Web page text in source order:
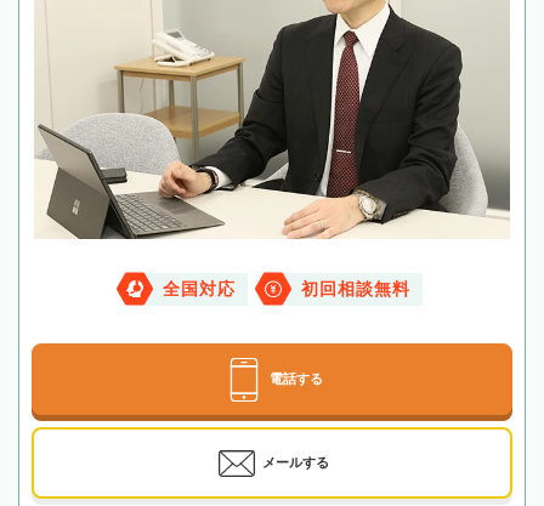
全国対応 初回相談無料
電話する
メールする